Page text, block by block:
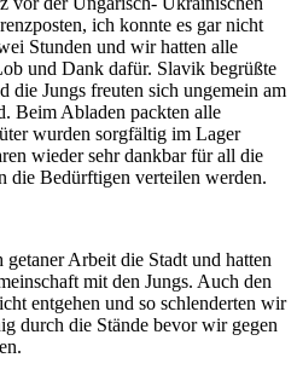
ich konnte es gar nicht
Stunden und wir hatten alle
und Dank dafür. Slavik begrüßte
die Jungs freuten sich ungemein am
Beim Abladen packten alle
wurden sorgfältig im Lager
wieder sehr dankbar für all die
die Bedürftigen verteilen werden.
Arbeit die Stadt und hatten
mit den Jungs. Auch den
entgehen und so schlenderten wir
durch die Stände bevor wir gegen